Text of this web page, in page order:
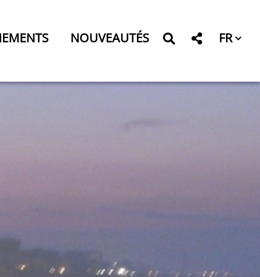
NOUVEAUTÉS FR